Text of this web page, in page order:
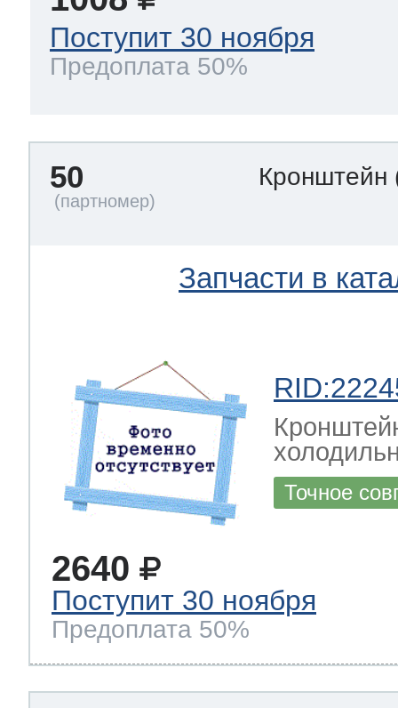
Поступит 30 ноября
Предоплата 50%
50 Кронштейн
Запчасти в
Точное
2640
Поступит 30 ноября
Предоплата 50%